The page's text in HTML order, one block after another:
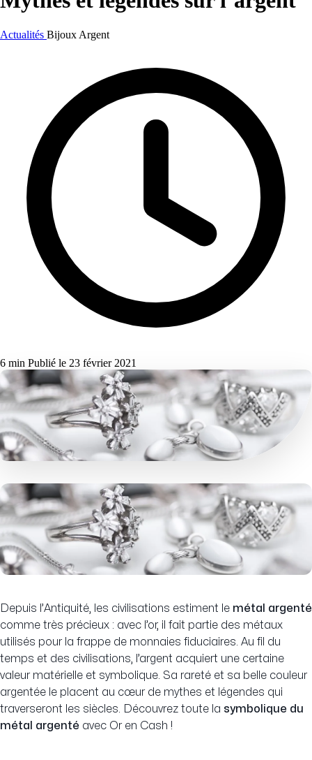
Actualités Bijoux Argent
6 min Publié le 23 février 2021
Depuis l’Antiquité, les civilisations estiment le métal argenté
comme très précieux : avec l’or, il fait partie des métaux
utilisés pour la frappe de monnaies fiduciaires. Au fil du
temps et des civilisations, l’argent acquiert une certaine
valeur matérielle et symbolique. Sa rareté et sa belle couleur
argentée le placent au cœur de mythes et légendes qui
traverseront les siècles. Découvrez toute la symbolique du
métal argenté avec Or en Cash !